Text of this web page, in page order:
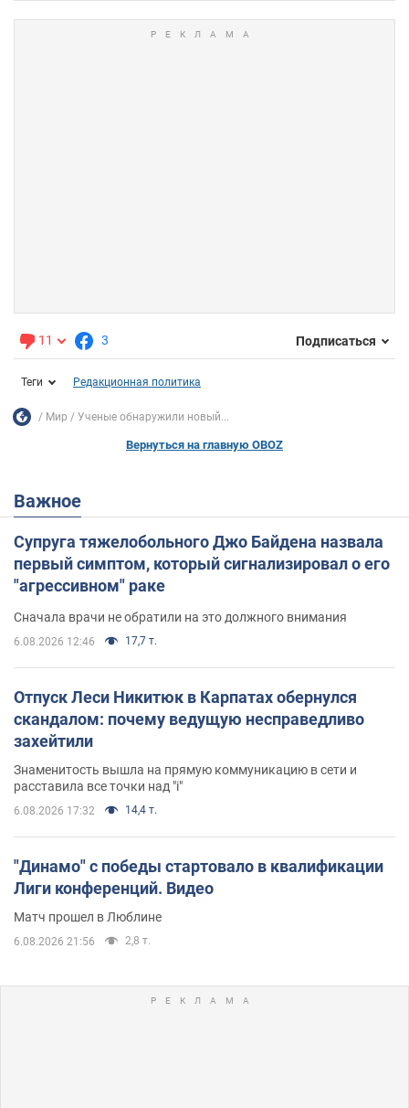
11 3 Подписаться
Теги Редакционная политика
Мир Ученые обнаружили новый...
Вернуться на главную OBOZ
Важное
Супруга тяжелобольного Джо Байдена назвала
первый симптом, который сигнализировал о его
"агрессивном" раке
Сначала врачи не обратили на это должного внимания
6.08.2026 12:46 17,7 т.
Отпуск Леси Никитюк в Карпатах обернулся
скандалом: почему ведущую несправедливо
захейтили
Знаменитость вышла на прямую коммуникацию в сети и
расставила все точки над "i"
6.08.2026 17:32 14,4 т.
"Динамо" с победы стартовало в квалификации
Лиги конференций. Видео
Матч прошел в Люблине
6.08.2026 21:56 2,8 т.